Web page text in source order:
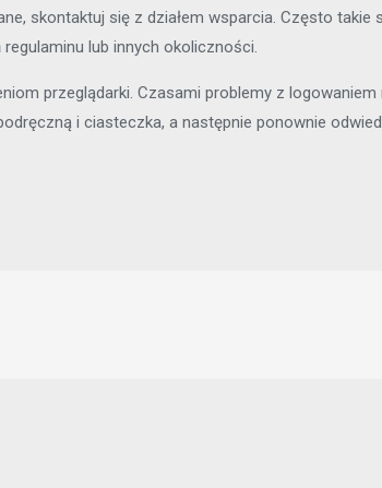
skontaktuj się z działem wsparcia. Często
lub innych okoliczności.
przeglądarki. Czasami problemy z
i ciasteczka, a następnie ponownie